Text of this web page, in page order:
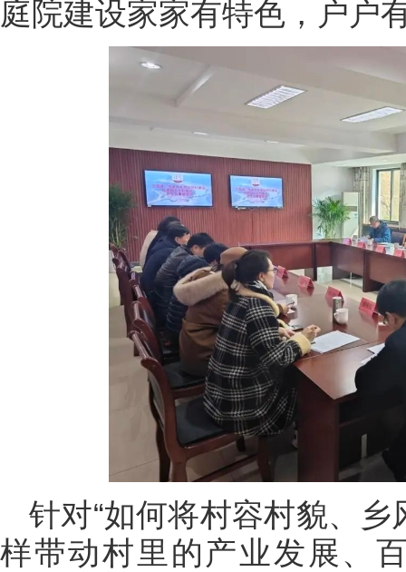
庭院建设家家有特色，户户
针对“如何将村容村貌、乡
样带动村里的产业发展、